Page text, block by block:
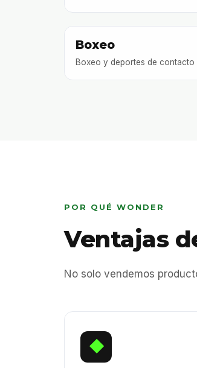
Boxeo
Boxeo y deportes de contacto
POR QUÉ WONDER
Ventajas
No solo vendemos
◆